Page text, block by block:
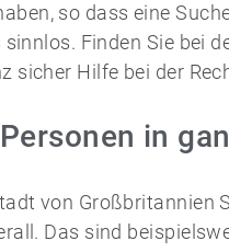
so dass eine
Finden Sie bei
sicher Hilfe bei der
in
von Großbritannien
Das sind